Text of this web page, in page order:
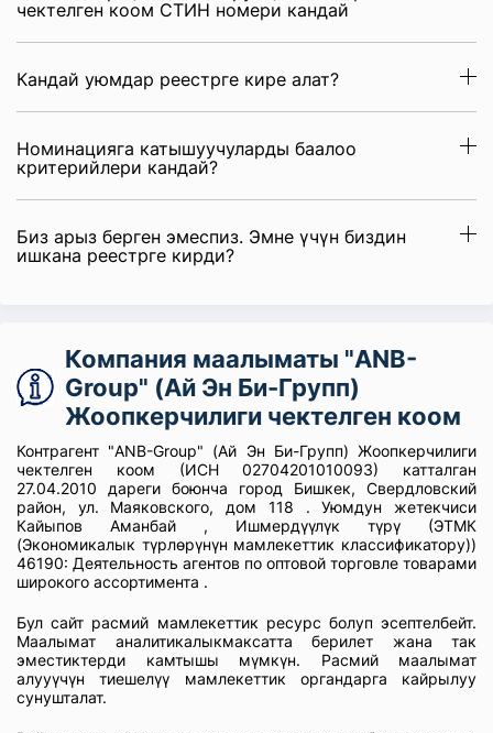
чектелген коом СТИН номери кандай
Кандай уюмдар реестрге кире алат?
Номинацияга катышуучуларды баалоо
критерийлери кандай?
Биз арыз берген эмеспиз. Эмне үчүн биздин
ишкана реестрге кирди?
Компания маалыматы "ANB-
Group" (Ай Эн Би-Групп)
Жоопкерчилиги чектелген коом
Контрагент "ANB-Group" (Ай Эн Би-Групп) Жоопкерчилиги
чектелген коом (ИСН 02704201010093) катталган
27.04.2010 дареги боюнча город Бишкек, Свердловский
район, ул. Маяковского, дом 118 . Уюмдун жетекчиси
Кайыпов Аманбай , Ишмердүүлүк түрү (ЭТМК
(Экономикалык түрлөрүнүн мамлекеттик классификатору))
46190: Деятельность агентов по оптовой торговле товарами
широкого ассортимента .
Бул сайт расмий мамлекеттик ресурс болуп эсептелбейт.
Маалымат аналитикалыкмаксатта берилет жана так
эместиктерди камтышы мүмкүн. Расмий маалымат
алууүчүн тиешелүү мамлекеттик органдарга кайрылуу
сунушталат.